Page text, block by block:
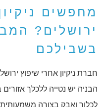
מחפשים
ירושלים?
בשבילכם
חברת ניקיון אחרי שיפוץ
הבניה יש נטייה ללכלך
לכלוך ואבק בצורה